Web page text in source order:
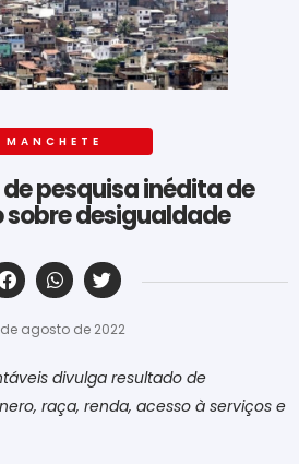
MANCHETE
pesquisa inédita de
desigualdade
de agosto de 2022
divulga resultado de
raça, renda, acesso à serviços e